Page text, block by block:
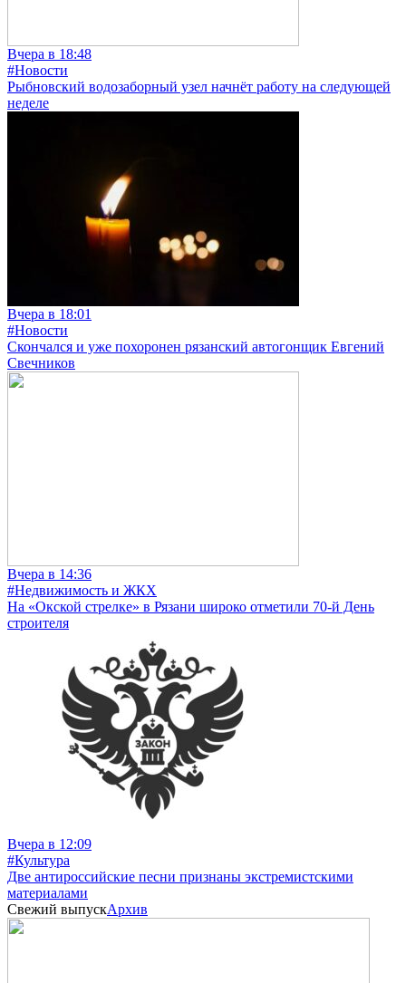
Вчера в 18:48
#Новости
Рыбновский водозаборный узел начнёт работу на следующей
неделе
Вчера в 18:01
#Новости
Скончался и уже похоронен рязанский автогонщик Евгений
Свечников
Вчера в 14:36
#Недвижимость и ЖКХ
На «Окской стрелке» в Рязани широко отметили 70-й День
строителя
Вчера в 12:09
#Культура
Две антироссийские песни признаны экстремистскими
материалами
Свежий выпускАрхив